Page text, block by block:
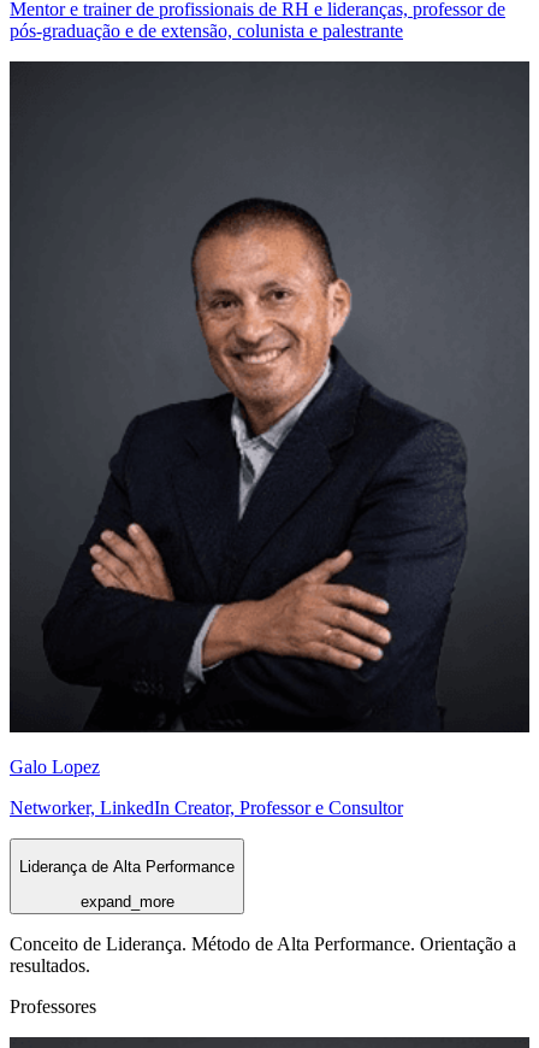
Mentor e trainer de profissionais de RH e lideranças, professor de
pós-graduação e de extensão, colunista e palestrante
Galo Lopez
Networker, LinkedIn Creator, Professor e Consultor
Liderança de Alta Performance
expand_more
Conceito de Liderança. Método de Alta Performance. Orientação a
resultados.
Professores